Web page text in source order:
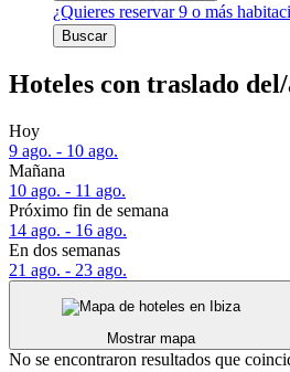
¿Quieres reservar 9 o más
Buscar
Hoteles con traslado
Hoy
9 ago. - 10 ago.
Mañana
10 ago. - 11 ago.
Próximo fin de semana
14 ago. - 16 ago.
En dos semanas
21 ago. - 23 ago.
Mostrar mapa
No se encontraron resultados que